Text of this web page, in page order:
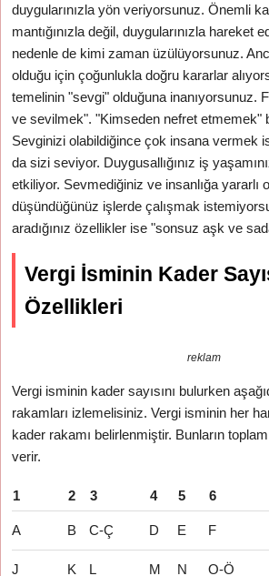
duygularınızla yön veriyorsunuz. Önemli
mantığınızla değil, duygularınızla hareket
nedenle de kimi zaman üzülüyorsunuz.
olduğu için çoğunlukla doğru kararlar
temelinin "sevgi" olduğuna inanıyorsunuz.
ve sevilmek". "Kimseden nefret etmemek"
Sevginizi olabildiğince çok insana vermek
da sizi seviyor. Duygusallığınız iş
etkiliyor. Sevmediğiniz ve insanlığa yararlı
düşündüğünüz işlerde çalışmak
aradığınız özellikler ise "sonsuz aşk ve
Vergi İsminin Kader
Özellikleri
reklam
Vergi isminin kader sayısını bulurken
rakamları izlemelisiniz. Vergi isminin her
kader rakamı belirlenmiştir. Bunların
verir.
1 2 3 4 5 6
A B C-Ç D E F
J K L M N O-Ö